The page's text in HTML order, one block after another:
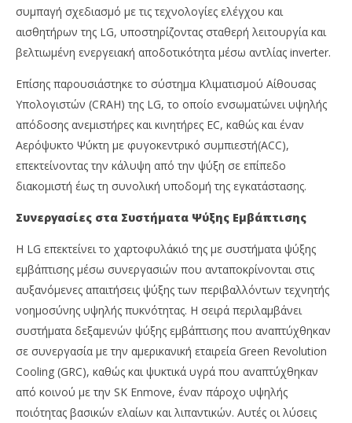
συμπαγή σχεδιασμό με τις τεχνολογίες ελέγχου και
αισθητήρων της LG, υποστηρίζοντας σταθερή λειτουργία και
βελτιωμένη ενεργειακή αποδοτικότητα μέσω αντλίας inverter.
Επίσης παρουσιάστηκε το σύστημα Κλιματισμού Αίθουσας
Υπολογιστών (CRAH) της LG, το οποίο ενσωματώνει υψηλής
απόδοσης ανεμιστήρες και κινητήρες EC, καθώς και έναν
Αερόψυκτο Ψύκτη με φυγοκεντρικό συμπιεστή(ACC),
επεκτείνοντας την κάλυψη από την ψύξη σε επίπεδο
διακομιστή έως τη συνολική υποδομή της εγκατάστασης.
Συνεργασίες στα Συστήματα Ψύξης Εμβάπτισης
Η LG επεκτείνει το χαρτοφυλάκιό της με συστήματα ψύξης
εμβάπτισης μέσω συνεργασιών που ανταποκρίνονται στις
αυξανόμενες απαιτήσεις ψύξης των περιβαλλόντων τεχνητής
νοημοσύνης υψηλής πυκνότητας. Η σειρά περιλαμβάνει
συστήματα δεξαμενών ψύξης εμβάπτισης που αναπτύχθηκαν
σε συνεργασία με την αμερικανική εταιρεία Green Revolution
Cooling (GRC), καθώς και ψυκτικά υγρά που αναπτύχθηκαν
από κοινού με την SK Enmove, έναν πάροχο υψηλής
ποιότητας βασικών ελαίων και λιπαντικών. Αυτές οι λύσεις